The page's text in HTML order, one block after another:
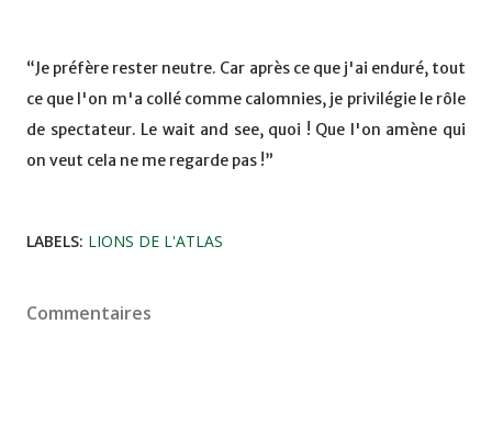
“Je préfère rester neutre. Car après ce que j'ai enduré, tout
ce que l'on m'a collé comme calomnies, je privilégie le rôle
de spectateur. Le wait and see, quoi ! Que l'on amène qui
on veut cela ne me regarde pas !”
LABELS: LIONS DE L'ATLAS
Commentaires